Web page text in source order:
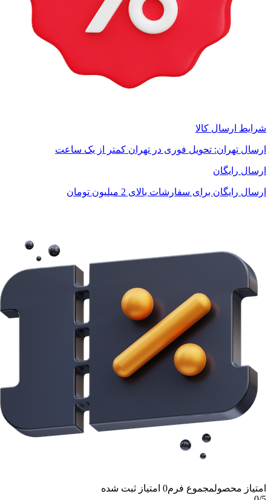
شرایط ارسال کالا
ارسال تهران: تحویل فوری در تهران کمتر از یک ساعت
ارسال رایگان
ارسال رایگان برای سفارشات بالای 2 میلیون تومان
امتیاز محصولمجموع فرم0 امتیاز ثبت شده